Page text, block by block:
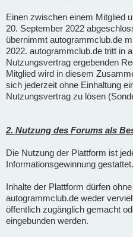
Einen zwischen einem Mitglied
20. September 2022
übernimmt autogrammclub.de
2022. autogrammclub.de tritt in
Nutzungsvertrag ergebenden
Mitglied wird in diesem
sich jederzeit ohne Einhaltung
Nutzungsvertrag zu lösen
2. Nutzung des Forums als
Die Nutzung der Plattform ist
Informationsgewinnung gestattet.
Inhalte der Plattform dürfen
autogrammclub.de weder
öffentlich zugänglich gemacht
eingebunden werden.